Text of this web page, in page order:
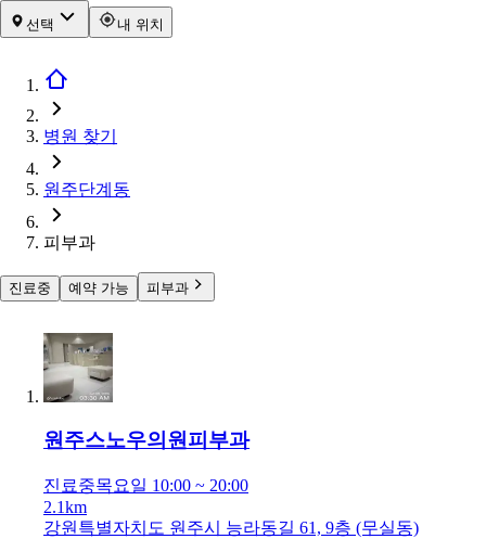
선택 내 위치
병원 찾기
원주단계동
피부과
진료중 예약 가능 피부과
원주스노우의원피부과
진료중목요일 10:00 ~ 20:00
2.1km
강원특별자치도 원주시 능라동길 61, 9층 (무실동)